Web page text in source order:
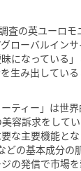
の英ユーロ
ーバルイン
になっている
生み出している
ティー」は世
容訴求をして
な主要機能と
の基本成分
の発信で市場を